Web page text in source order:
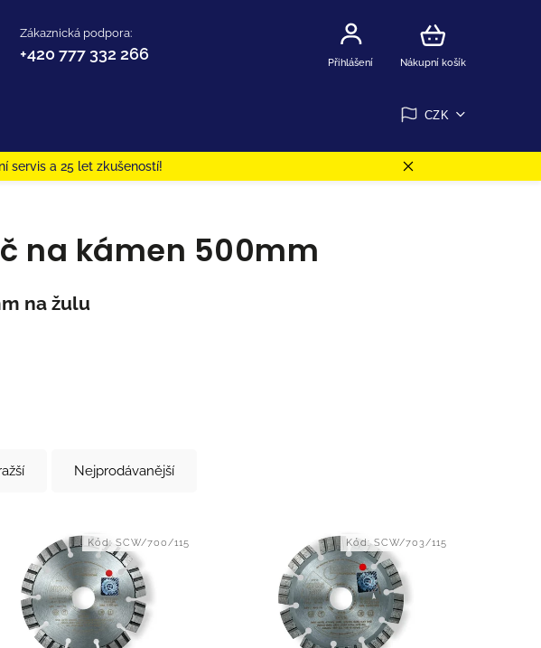
Zákaznická podpora:
+420 777 332 266 Nákupní košík
Přihlášení
CZK
servis a 25 let zkušeností!
na kámen 500mm
na žulu
Nejprodávanější
Kód: SCW/700/115 Kód:SCW/703/115